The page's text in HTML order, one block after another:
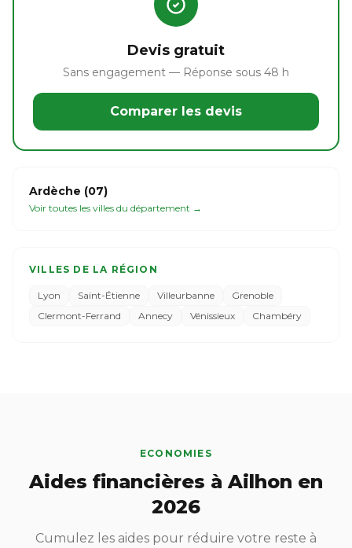
Devis gratuit
Sans engagement — Réponse sous 48 h
Comparer les devis
Ardèche (07)
Voir toutes les villes du département →
VILLES DE LA RÉGION
Lyon Saint-Étienne Villeurbanne
Grenoble
Clermont-Ferrand
Annecy Vénissieux Chambéry
ECONOMIES
Aides financières à Ailhon en
2026
Cumulez les aides pour réduire votre reste à